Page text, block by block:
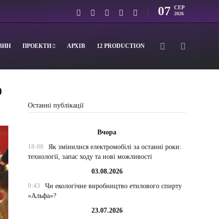
07 СЕР
2026
ПРОЕКТИ АРХІВ 12 PRODUCTION
Останні публікації
Вчора
18:08
Як змінилися електромобілі за останні роки:
технології, запас ходу та нові можливості
03.08.2026
9:43
Чи екологічне виробництво етилового спирту
«Альфа»?
23.07.2026